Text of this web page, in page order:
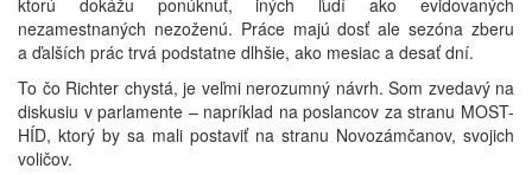
ktorú dokážu ponúknuť, iných ľudí ako evidovaných
nezamestnaných nezoženú. Práce majú dosť ale sezóna zberu
a ďalších prác trvá podstatne dlhšie, ako mesiac a desať dní.
To čo Richter chystá, je veľmi nerozumný návrh. Som zvedavý na
diskusiu v parlamente – napríklad na poslancov za stranu MOST-
HÍD, ktorý by sa mali postaviť na stranu Novozámčanov, svojich
voličov.